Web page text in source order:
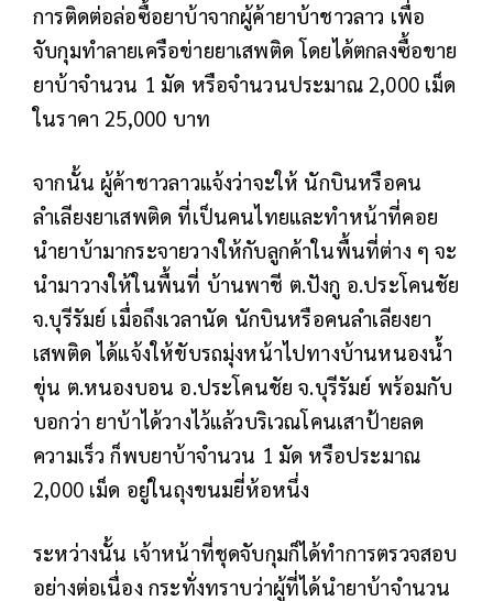
การติดต่อล่อซื้อยาบ้าจากผู้ค้ายาบ้าชาวลาว เพื่อ
จับกุมทำลายเครือข่ายยาเสพติด โดยได้ตกลงซื้อขาย
ยาบ้าจำนวน 1 มัด หรือจำนวนประมาณ 2,000 เม็ด
ในราคา 25,000 บาท
จากนั้น ผู้ค้าชาวลาวแจ้งว่าจะให้ นักบินหรือคน
ลำเลียงยาเสพติด ที่เป็นคนไทยและทำหน้าที่คอย
นำยาบ้ามากระจายวางให้กับลูกค้าในพื้นที่ต่าง ๆ จะ
นำมาวางให้ในพื้นที่ บ้านพาชี ต.ปังกู อ.ประโคนชัย
จ.บุรีรัมย์ เมื่อถึงเวลานัด นักบินหรือคนลำเลียงยา
เสพติด ได้แจ้งให้ขับรถมุ่งหน้าไปทางบ้านหนองน้ำ
ขุ่น ต.หนองบอน อ.ประโคนชัย จ.บุรีรัมย์ พร้อมกับ
บอกว่า ยาบ้าได้วางไว้แล้วบริเวณโคนเสาป้ายลด
ความเร็ว ก็พบยาบ้าจำนวน 1 มัด หรือประมาณ
2,000 เม็ด อยู่ในถุงขนมยี่ห้อหนึ่ง
ระหว่างนั้น เจ้าหน้าที่ชุดจับกุมก็ได้ทำการตรวจสอบ
อย่างต่อเนื่อง กระทั่งทราบว่าผู้ที่ได้นำยาบ้าจำนวน